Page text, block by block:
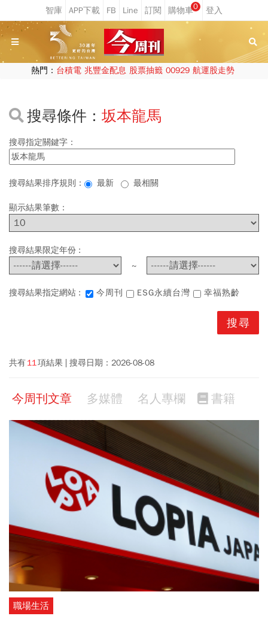
0
熱門： 台積電 兆豐金配息 股票抽籤 00929 航運股走勢
搜尋條件： 坂本龍馬
搜尋指定關鍵字：
搜尋結果排序規則： 最新 最相關
顯示結果筆數：
搜尋結果限定年份 :
~
搜尋結果指定網站 : 今周刊 ESG永續台灣 幸福熟齡
共有11項結果 搜尋日期： 2026-08-08
今周刊文章 多媒體 名人專欄 書籍
職場生活